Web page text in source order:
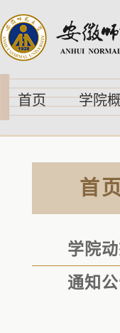
首页 学院
首页
学院
通知